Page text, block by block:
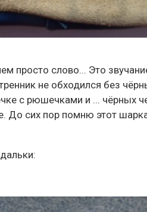
просто слово... Это
не обходился без
с рюшечками и ... чёрных
До сих пор помню этот